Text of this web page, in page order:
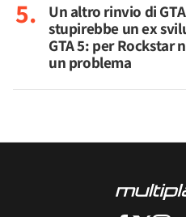
Un altro rinvio di
stupirebbe un ex
GTA 5: per Rockstar
un problema